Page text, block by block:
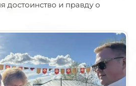
достоинство и правду о